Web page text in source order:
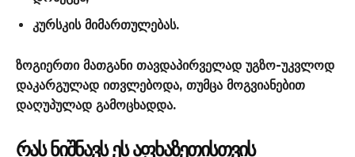
კურსკის მიმართულებას.
ზოგიერთი მათგანი თავდაპირველად უგზო-უკვლოდ
დაკარგულად ითვლებოდა, თუმცა მოგვიანებით
დაღუპულად გამოცხადდა.
ᲠᲐᲡ ᲜᲘᲨᲜᲐᲕᲡ ᲔᲡ ᲐᲤᲮᲐᲖᲔᲗᲘᲡᲗᲕᲘᲡ